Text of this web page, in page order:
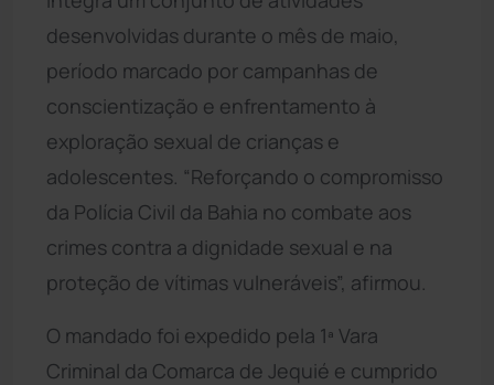
desenvolvidas durante o mês de maio,
período marcado por campanhas de
conscientização e enfrentamento à
exploração sexual de crianças e
adolescentes. “Reforçando o compromisso
da Polícia Civil da Bahia no combate aos
crimes contra a dignidade sexual e na
proteção de vítimas vulneráveis”, afirmou.
O mandado foi expedido pela 1ª Vara
Criminal da Comarca de Jequié e cumprido